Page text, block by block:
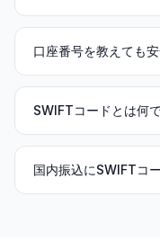
口座番号を教えても
SWIFTコードとは何
国内振込にSWIFTコ